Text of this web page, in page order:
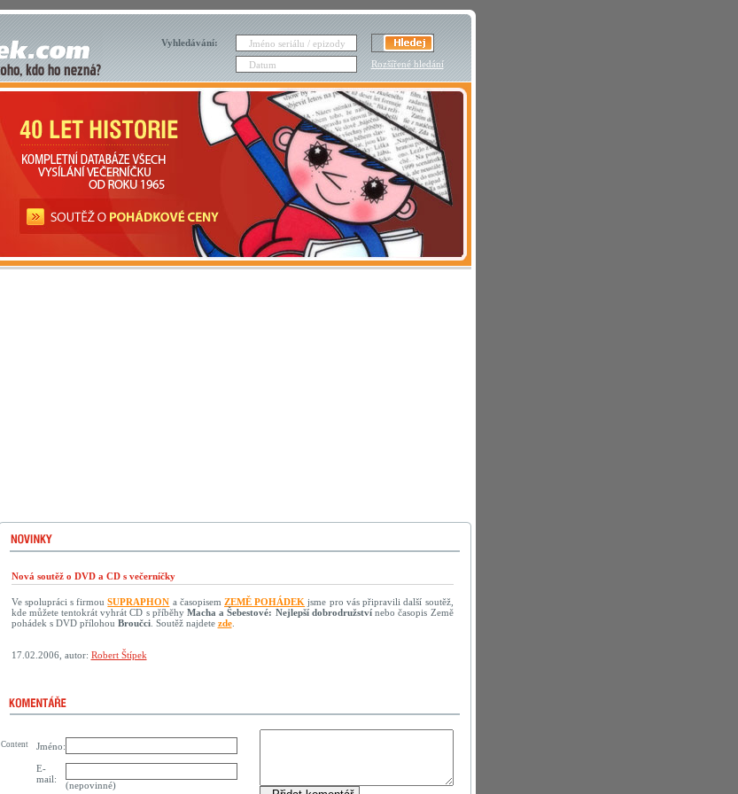
Vyhledávání:
Rozšířené hledání
Nová soutěž o DVD a CD s večerníčky
Ve spolupráci s firmouSUPRAPHON a časopisemZEMĚ POHÁDEK jsme pro vás připravili další soutěž,
kde můžete tentokrát vyhrát CD s příběhy Macha a Šebestové: Nejlepší dobrodružstvínebo časopis Země
pohádek s DVD přílohou Broučci. Soutěž najdete zde.
17.02.2006, autor: Robert Štípek
Jméno:
E-
mail:
(nepovinné)
Content